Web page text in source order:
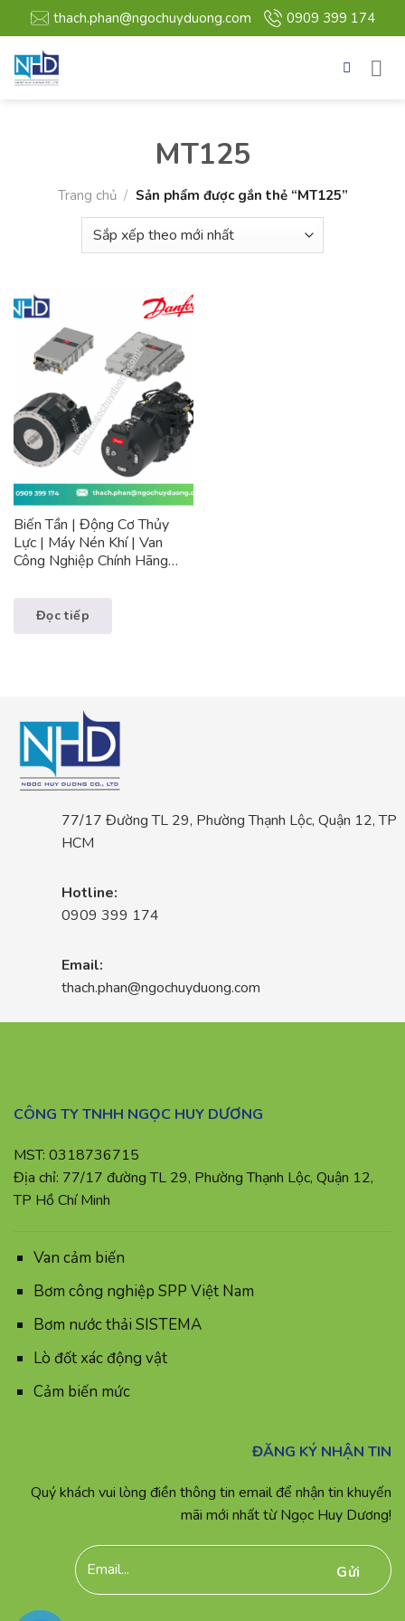
qua
nội
dung
thach.phan@ngochuyduong.com 0909 399 174
MT125
Trang chủ / Sản phẩm được gắn thẻ “MT125”
Biến Tần | Động Cơ Thủy
Lực | Máy Nén Khí | Van
Công Nghiệp Chính Hãng
Đọc tiếp
77/17 Đường TL 29, Phường Thạnh Lộc, Quận 12, TP
HCM
Hotline:
0909 399 174
Email:
thach.phan@ngochuyduong.com
CÔNG TY TNHH NGỌC HUY DƯƠNG
MST: 0318736715
Địa chỉ: 77/17 đường TL 29, Phường Thạnh Lộc, Quận 12,
TP Hồ Chí Minh
Van cảm biến
Bơm công nghiệp SPP Việt Nam
Bơm nước thải SISTEMA
Lò đốt xác động vật
Cảm biến mức
ĐĂNG KÝ NHẬN TIN
Quý khách vui lòng điền thông tin email để nhận tin khuyến
mãi mới nhất từ Ngọc Huy Dương!